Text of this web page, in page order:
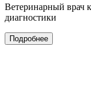
Ветеринарный врач
диагностики
Подробнее